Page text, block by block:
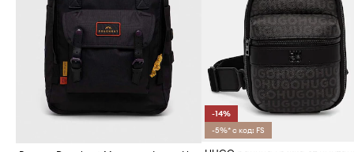
-14%
-5%* с код: FS